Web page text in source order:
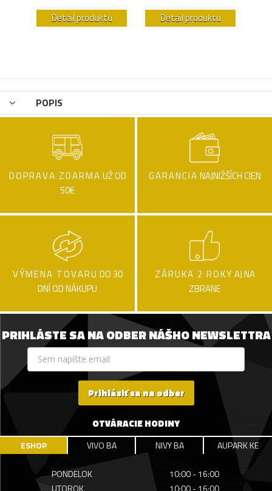
Detail produktu Detail produktu
POPIS
DOPRAVA ZDARMA UŽ OD
50€
GARANCIA NAJNIŽŠÍCH CIEN
VÝMENA TOVARU DO 30
DNÍ OD NÁKUPU
ZÁRUKA 2 ROKY AJ NA
ZBRANE
PRIHLÁSTE SA NA ODBER NÁŠHO NEWSLETTRA
Prihlásiť sa na odber
OTVÁRACIE HODINY
ESHOP VIVO BA NIVY BA AUPARK KE
PONDELOK
10:00 - 16:00
UTOROK
10:00 - 16:00